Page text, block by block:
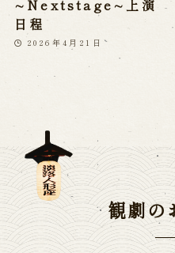
∼Nextstage∼上演
日程
2026年4月21日
観劇の